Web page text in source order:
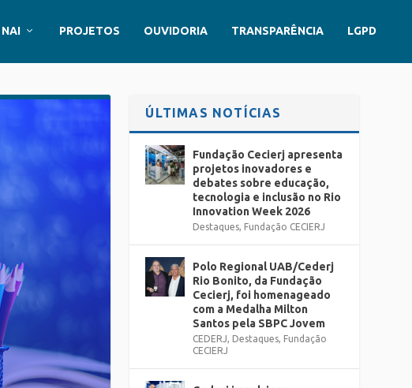
NAI PROJETOS OUVIDORIA TRANSPARÊNCIA LGPD
ÚLTIMAS NOTÍCIAS
Fundação Cecierj apresenta
projetos inovadores e
debates sobre educação,
tecnologia e inclusão no Rio
Innovation Week 2026
Destaques, Fundação CECIERJ
Polo Regional UAB/Cederj
Rio Bonito, da Fundação
Cecierj, foi homenageado
com a Medalha Milton
Santos pela SBPC Jovem
CEDERJ, Destaques, Fundação
CECIERJ